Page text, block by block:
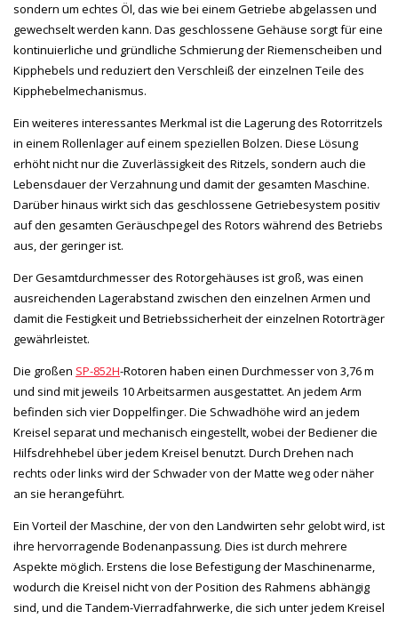
sondern um echtes Öl, das wie bei einem Getriebe abgelassen und
gewechselt werden kann. Das geschlossene Gehäuse sorgt für eine
kontinuierliche und gründliche Schmierung der Riemenscheiben und
Kipphebels und reduziert den Verschleiß der einzelnen Teile des
Kipphebelmechanismus.
Ein weiteres interessantes Merkmal ist die Lagerung des Rotorritzels
in einem Rollenlager auf einem speziellen Bolzen. Diese Lösung
erhöht nicht nur die Zuverlässigkeit des Ritzels, sondern auch die
Lebensdauer der Verzahnung und damit der gesamten Maschine.
Darüber hinaus wirkt sich das geschlossene Getriebesystem positiv
auf den gesamten Geräuschpegel des Rotors während des Betriebs
aus, der geringer ist.
Der Gesamtdurchmesser des Rotorgehäuses ist groß, was einen
ausreichenden Lagerabstand zwischen den einzelnen Armen und
damit die Festigkeit und Betriebssicherheit der einzelnen Rotorträger
gewährleistet.
Die großen SP-852H-Rotoren haben einen Durchmesser von 3,76 m
und sind mit jeweils 10 Arbeitsarmen ausgestattet. An jedem Arm
befinden sich vier Doppelfinger. Die Schwadhöhe wird an jedem
Kreisel separat und mechanisch eingestellt, wobei der Bediener die
Hilfsdrehhebel über jedem Kreisel benutzt. Durch Drehen nach
rechts oder links wird der Schwader von der Matte weg oder näher
an sie herangeführt.
Ein Vorteil der Maschine, der von den Landwirten sehr gelobt wird, ist
ihre hervorragende Bodenanpassung. Dies ist durch mehrere
Aspekte möglich. Erstens die lose Befestigung der Maschinenarme,
wodurch die Kreisel nicht von der Position des Rahmens abhängig
sind, und die Tandem-Vierradfahrwerke, die sich unter jedem Kreisel